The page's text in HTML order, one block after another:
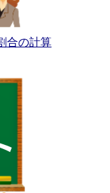
合の計算